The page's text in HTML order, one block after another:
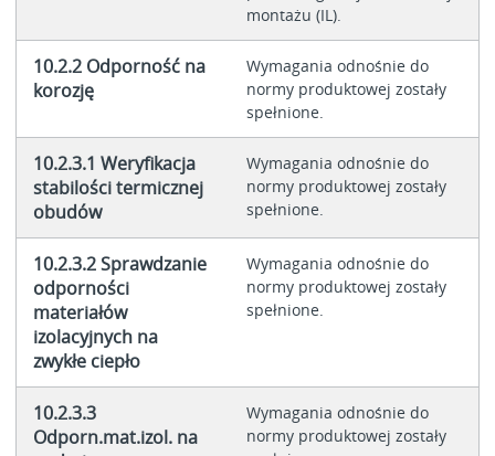
montażu (IL).
10.2.2 Odporność na
korozję
Wymagania odnośnie do
normy produktowej zostały
spełnione.
10.2.3.1 Weryfikacja
stabilości termicznej
obudów
Wymagania odnośnie do
normy produktowej zostały
spełnione.
10.2.3.2 Sprawdzanie
odporności
materiałów
izolacyjnych na
zwykłe ciepło
Wymagania odnośnie do
normy produktowej zostały
spełnione.
10.2.3.3
Odporn.mat.izol. na
Wymagania odnośnie do
normy produktowej zostały